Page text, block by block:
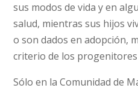
sus modos de vida y en
salud, mientras sus hijos
o son dados en adopción,
criterio de los progenitores
Sólo en la Comunidad de